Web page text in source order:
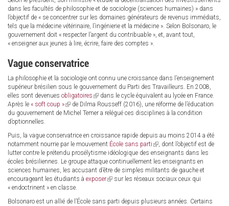
dans les facultés de philosophie et de sociologie (sciences humaines) » dans
l’objectif de « se concentrer sur les domaines générateurs de revenus immédiats,
tels que la médecine vétérinaire, l’ingénierie et la médecine ». Selon Bolsonaro, le
gouvernement doit « respecter l’argent du contribuable », et, avant tout,
« enseigner aux jeunes à lire, écrire, faire des comptes ».
Vague conservatrice
La philosophie et la sociologie ont connu une croissance dans l’enseignement
supérieur brésilien sous le gouvernement du Parti des Travailleurs. En 2008,
elles sont devenues obligatoires (link
is
external)
dans le cycle équivalent au lycée en France.
Après le « soft coup »(link
is
de Dilma Rousseff (2016), une réforme de l’éducation
du gouvernement de Michel Temer a relégué ces disciplines à la condition
d’optionnelles.
Puis, la vague conservatrice en croissance rapide depuis au moins 2014 a été
notamment nourrie par le mouvement École sans parti (link
is
external)
, dont l’objectif est de
lutter contre le prétendu prosélytisme idéologique des enseignants dans les
écoles brésiliennes. Le groupe attaque continuellement les enseignants en
sciences humaines, les accusant d’être de simples militants de gauche et
encourageant les étudiants à exposer(linksur les réseaux sociaux ceux qui
« endoctrinent » en classe.
Bolsonaro est un allié de l’École sans parti depuis plusieurs années. Certains